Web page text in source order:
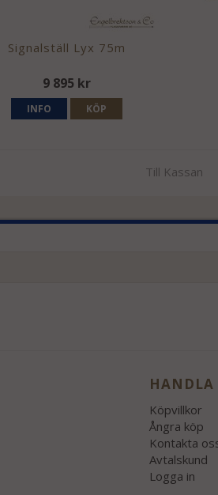
Signalställ Lyx 75m
9 895 kr
INFO KÖP
Till Kassan
HANDLA
Köpvillkor
Ångra köp
Kontakta
Avtalskund
Logga in